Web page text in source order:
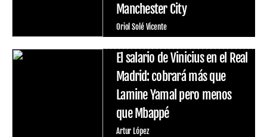
Manchester City
Oriol Solé Vicente
El salario de Vinicius en el Real
Madrid: cobrará más que
Lamine Yamal pero menos
que Mbappé
Artur López